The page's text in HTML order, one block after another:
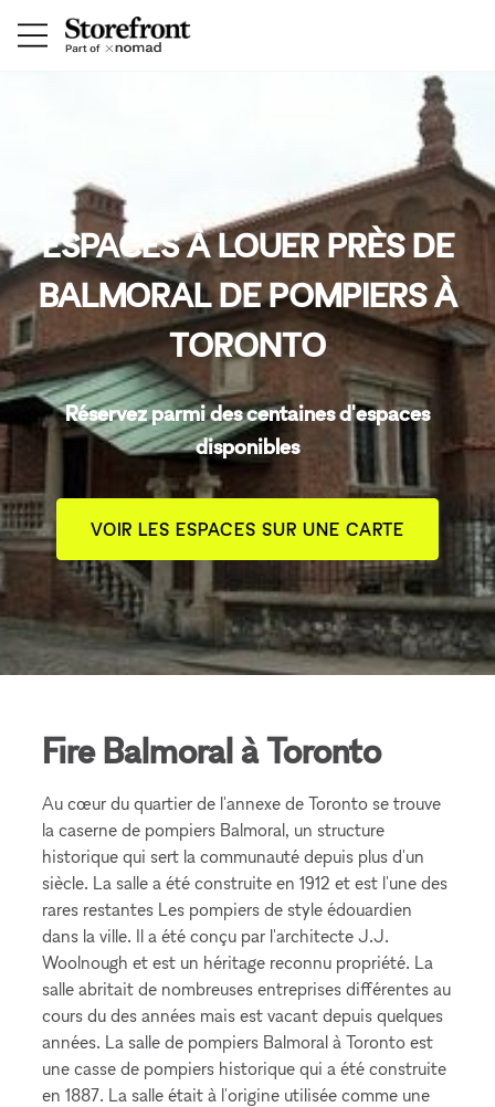
ESPACES À LOUER PRÈS DE
BALMORAL DE POMPIERS À
TORONTO
Réservez parmi des centaines d'espaces
disponibles
VOIR LES ESPACES SUR UNE CARTE
Fire Balmoral à Toronto
Au cœur du quartier de l'annexe de Toronto se trouve
la caserne de pompiers Balmoral, un structure
historique qui sert la communauté depuis plus d'un
siècle. La salle a été construite en 1912 et est l'une des
rares restantes Les pompiers de style édouardien
dans la ville. Il a été conçu par l'architecte J.J.
Woolnough et est un héritage reconnu propriété. La
salle abritait de nombreuses entreprises différentes au
cours du des années mais est vacant depuis quelques
années. La salle de pompiers Balmoral à Toronto est
une casse de pompiers historique qui a été construite
en 1887. La salle était à l'origine utilisée comme une